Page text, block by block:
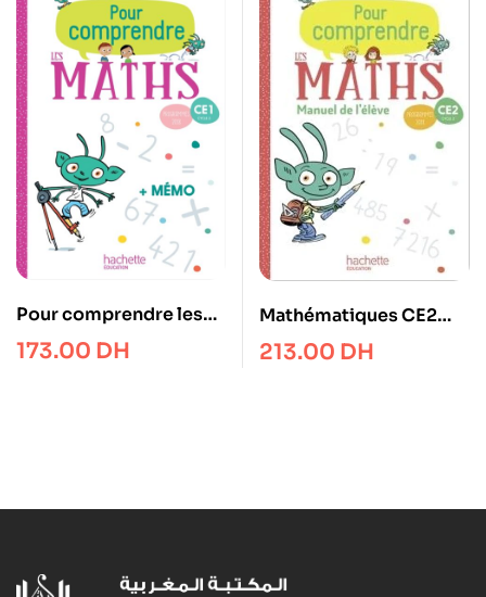
Pour comprendre les
maths CE1 – Fichier
élève – Ed. 2019
173.00 DH
Mathématiques CE2
Cycle 2 Pour
comprendre les maths
213.00 DH